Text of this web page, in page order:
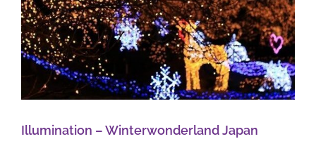
Illumination – Winterwonderland Japan